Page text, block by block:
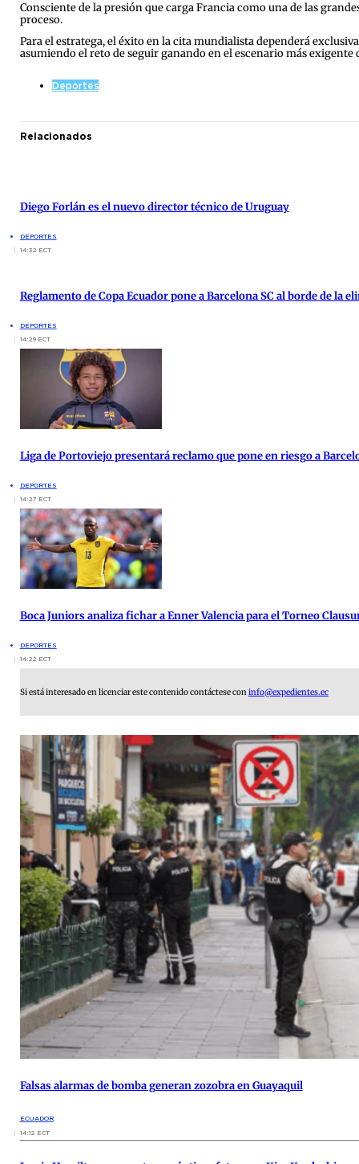
Consciente de la presión que carga Francia como una de las
proceso.
Para el estratega, el éxito en la cita mundialista dependerá
asumiendo el reto de seguir ganando en el escenario más exigente
Deportes
Relacionados
Diego Forlán es el nuevo director técnico de Uruguay
DEPORTES
14:32 ECT
Reglamento de Copa Ecuador pone a Barcelona SC al borde de la
DEPORTES
14:29 ECT
Liga de Portoviejo presentará reclamo que pone en riesgo a
DEPORTES
14:27 ECT
Boca Juniors analiza fichar a Enner Valencia para el Torneo
DEPORTES
14:22 ECT
Si está interesado en licenciar este contenido contáctese coninfo@expedientes.ec
Falsas alarmas de bomba generan zozobra en Guayaquil
ECUADOR
14:12 ECT